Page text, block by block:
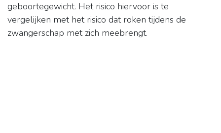
geboortegewicht. Het risico hiervoor is te
vergelijken met het risico dat roken tijdens de
zwangerschap met zich meebrengt.